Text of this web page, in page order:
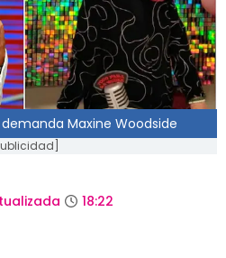
Maxine Woodside
18:22